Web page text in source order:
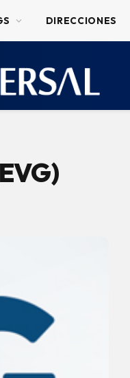
DIRECCIONES